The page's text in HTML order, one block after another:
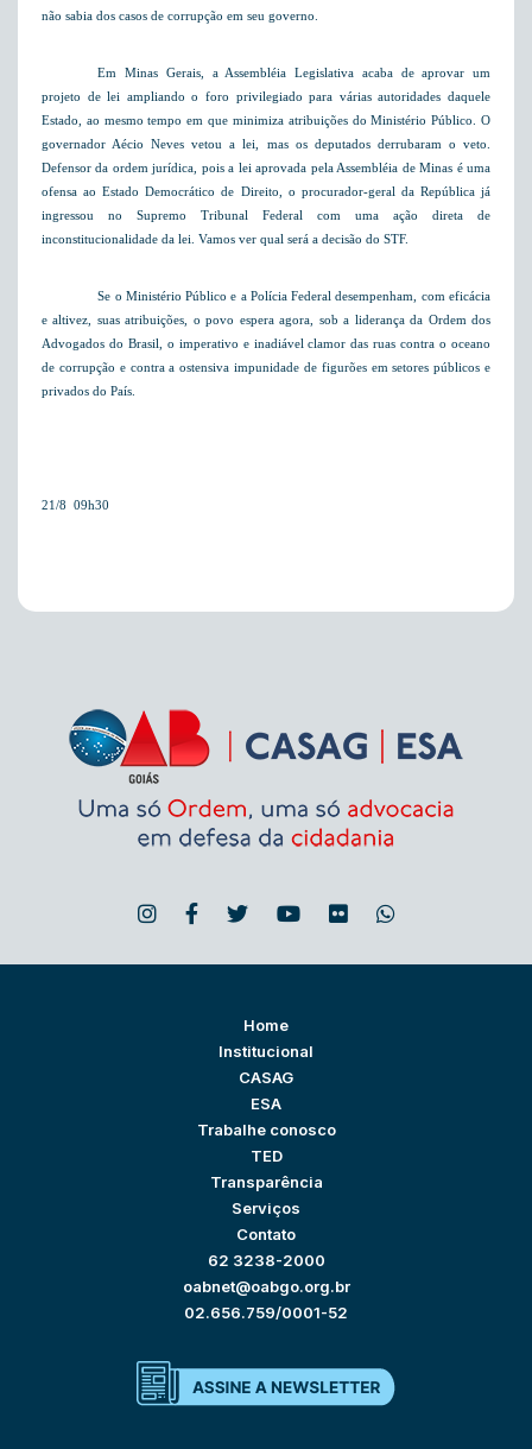
não sabia dos casos de corrupção em seu governo.
Em Minas Gerais, a Assembléia Legislativa acaba de aprovar um
projeto de lei ampliando o foro privilegiado para várias autoridades daquele
Estado, ao mesmo tempo em que minimiza atribuições do Ministério Público. O
governador Aécio Neves vetou a lei, mas os deputados derrubaram o veto.
Defensor da ordem jurídica, pois a lei aprovada pela Assembléia de Minas é uma
ofensa ao Estado Democrático de Direito, o procurador-geral da República já
ingressou no Supremo Tribunal Federal com uma ação direta de
inconstitucionalidade da lei. Vamos ver qual será a decisão do STF.
Se o Ministério Público e a Polícia Federal desempenham, com eficácia
e altivez, suas atribuições, o povo espera agora, sob a liderança da Ordem dos
Advogados do Brasil, o imperativo e inadiável clamor das ruas contra o oceano
de corrupção e contra a ostensiva impunidade de figurões em setores públicos e
privados do País.
21/8  09h30
Home
Institucional
CASAG
ESA
Trabalhe conosco
TED
Transparência
Serviços
Contato
62 3238-2000
oabnet@oabgo.org.br
02.656.759/0001-52